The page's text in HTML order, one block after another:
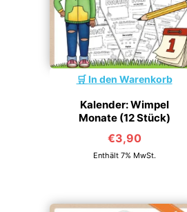
In den Warenkorb
Kalender: Wimpel
Monate (12 Stück)
€3,90
Enthält 7% MwSt.